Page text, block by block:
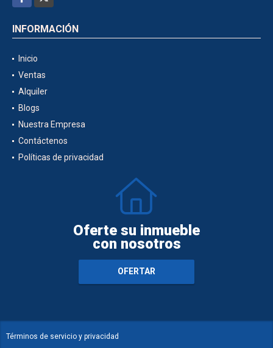
INFORMACIÓN
Inicio
Ventas
Alquiler
Blogs
Nuestra Empresa
Contáctenos
Políticas de privacidad
Oferte su inmueble
con nosotros
OFERTAR
Términos de servicio y privacidad